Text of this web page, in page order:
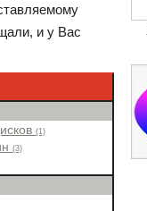
и у Вас
(1)
(3)